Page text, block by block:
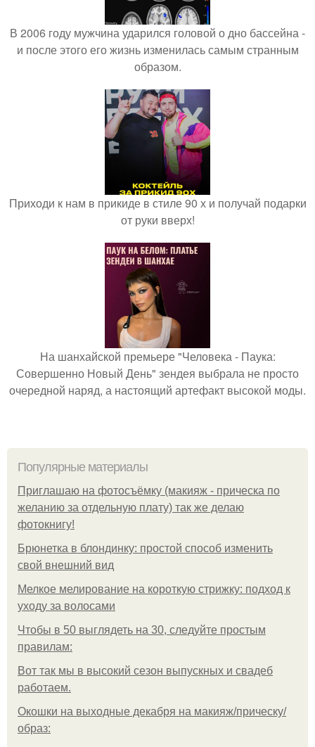
В 2006 году мужчина ударился головой о дно бассейна -
и после этого его жизнь изменилась самым странным
образом.
Приходи к нам в прикиде в стиле 90 х и получай подарки
от руки вверх!
На шанхайской премьере "Человека - Паука:
Совершенно Новый День" зендея выбрала не просто
очередной наряд, а настоящий артефакт высокой моды.
Популярные материалы
Приглашаю на фотосъёмку (макияж - прическа по
желанию за отдельную плату) так же делаю
фотокнигу!
Брюнетка в блондинку: простой способ изменить
свой внешний вид
Мелкое мелирование на короткую стрижку: подход к
уходу за волосами
Чтобы в 50 выглядеть на 30, следуйте простым
правилам:
Вот так мы в высокий сезон выпускных и свадеб
работаем.
Окошки на выходные декабря на макияж/прическу/
образ: